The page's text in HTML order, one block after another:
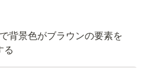
背景色がブラウンの要素を
る